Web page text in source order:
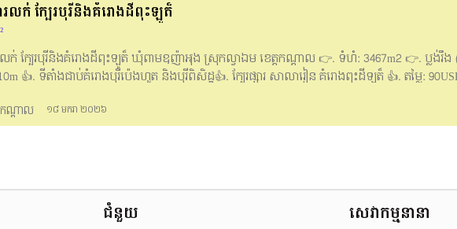
រលក់​ ក្បែរបុរីនិងគំរោងដីពុះឡូត៏
លក់​ ក្បែរបុរីនិងគំរោងដីពុះឡូត៏ ឃុំពាមឧញ៉ាអុង ស្រុកល្វាឯម ខេត្តកណ្ដាល 👉. ទំហំ: 3467m2 👉. ប្លង់រឹ
:10m 👍. ទីតាំងជាប់គំរោងបុរីប៉េងហួត និងបុរីពិសិដ្ឋ​ 👍. ក្បែរផ្សារ​ សាលារៀន​ គំរោងពុះដីឡូត៏ 👍. តម្លៃ:
shared/1707317277655/PRm~gdl6Gov5hRgZPgy83 👉. សម្រាប់ពត័មានលម្អិត
ត: https://t.me/chhintharo
កណ្ដាល ១៨ មករា ២០២៦
ជំនួយ សេវាកម្មនានា